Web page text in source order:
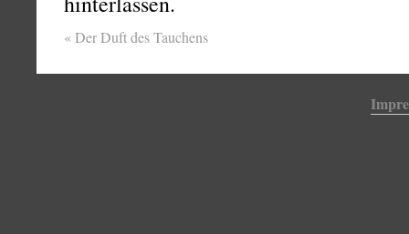
«Der Duft des Tauchens